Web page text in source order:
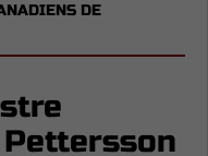
DE